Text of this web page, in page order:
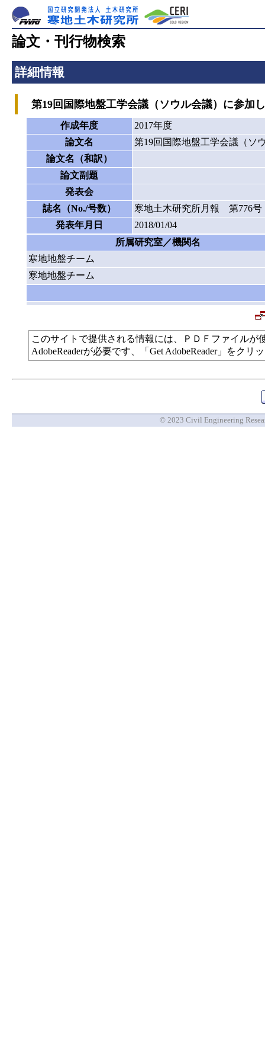
論文・刊行物検索
詳細情報
第19回国際地盤工学会議（ソウル会議）に参加
作成年度
2017年度
論文名
第19回国際地盤工学会議（ソ
論文名（和訳）
論文副題
発表会
誌名（No./号数）
寒地土木研究所月報 第776号
発表年月日
2018/01/04
所属研究室／機関名
寒地地盤チーム
寒地地盤チーム
このサイトで提供される情報には、ＰＤＦファイル
AdobeReaderが必要です、「Get AdobeReader」をク
© 2023 Civil Engineering